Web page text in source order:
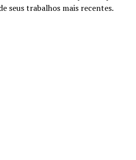
seus trabalhos mais recentes.